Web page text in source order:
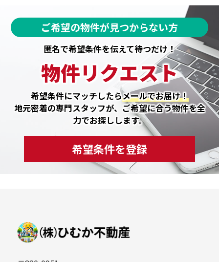
ご希望の物件が見つからない方
匿名で希望条件を伝えて待つだけ！
物件リクエスト
希望条件にマッチしたらメールでお届け！
地元密着の専門スタッフが、ご希望に合う物件を全
力でお探しします。
希望条件を登録